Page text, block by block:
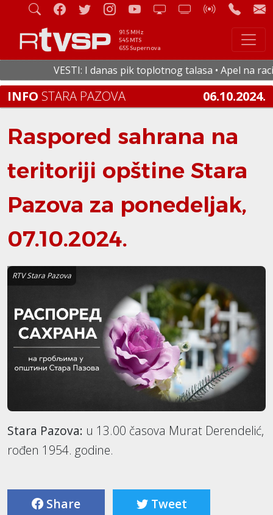
91.5 MHz
545 MTS
655 Supernova
VESTI: I danas pik toplotnog talasa • Apel na
INFO STARA PAZOVA 06.10.2024.
Raspored sahrana na
teritoriji opštine Stara
Pazova za ponedeljak,
07.10.2024.
RTV Stara Pazova
Stara Pazova: u 13.00 časova Murat Derendelić,
rođen 1954. godine.
Share Tweet